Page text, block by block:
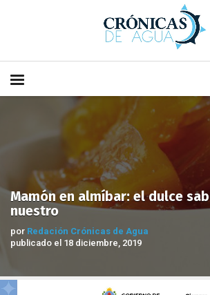
Mamón en almíbar: el dulce
nuestro
por Redación Crónicas de Agua
publicado el 18 diciembre, 2019